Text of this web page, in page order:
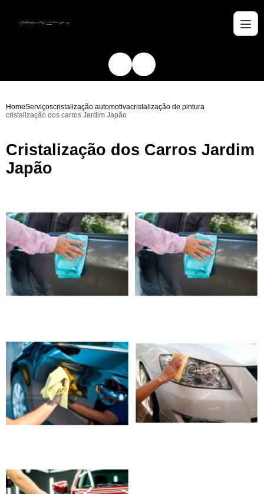
HomeServiçoscristalização automotivacristalização de pintura
cristalização dos carros Jardim Japão
Cristalização dos Carros Jardim
Japão